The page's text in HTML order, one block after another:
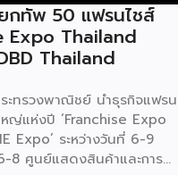
กทัพ 50 แฟรนไชส์
Expo Thailand
Thailand
ะทรวงพาณิชย์ นำธุรกิจแฟรน
หญ่แห่งปี ‘Franchise Expo
Expo’ ระหว่างวันที่ 6-9
ศูนย์แสดงสินค้าและการ